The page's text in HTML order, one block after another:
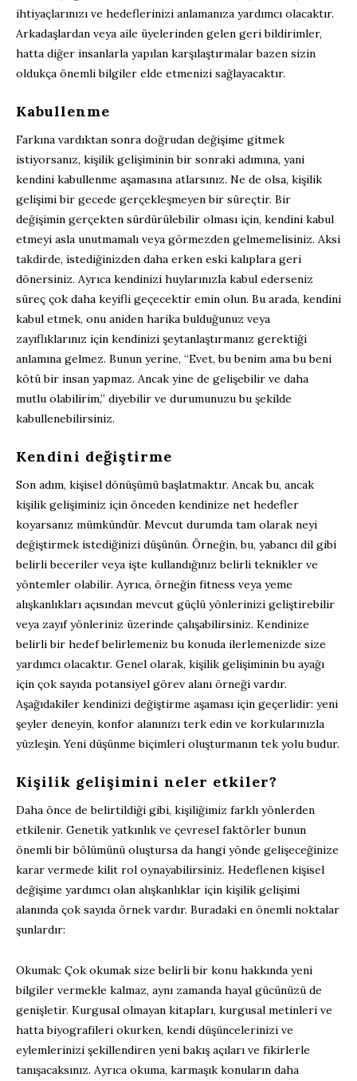
ihtiyaçlarınızı ve hedeflerinizi anlamanıza yardımcı olacaktır.
Arkadaşlardan veya aile üyelerinden gelen geri bildirimler,
hatta diğer insanlarla yapılan karşılaştırmalar bazen sizin
oldukça önemli bilgiler elde etmenizi sağlayacaktır.
Kabullenme
Farkına vardıktan sonra doğrudan değişime gitmek
istiyorsanız, kişilik gelişiminin bir sonraki adımına, yani
kendini kabullenme aşamasına atlarsınız. Ne de olsa, kişilik
gelişimi bir gecede gerçekleşmeyen bir süreçtir. Bir
değişimin gerçekten sürdürülebilir olması için, kendini kabul
etmeyi asla unutmamalı veya görmezden gelmemelisiniz. Aksi
takdirde, istediğinizden daha erken eski kalıplara geri
dönersiniz. Ayrıca kendinizi huylarınızla kabul ederseniz
süreç çok daha keyifli geçecektir emin olun. Bu arada, kendini
kabul etmek, onu aniden harika bulduğunuz veya
zayıflıklarınız için kendinizi şeytanlaştırmanız gerektiği
anlamına gelmez. Bunun yerine, “Evet, bu benim ama bu beni
kötü bir insan yapmaz. Ancak yine de gelişebilir ve daha
mutlu olabilirim,” diyebilir ve durumunuzu bu şekilde
kabullenebilirsiniz.
Kendini değiştirme
Son adım, kişisel dönüşümü başlatmaktır. Ancak bu, ancak
kişilik gelişiminiz için önceden kendinize net hedefler
koyarsanız mümkündür. Mevcut durumda tam olarak neyi
değiştirmek istediğinizi düşünün. Örneğin, bu, yabancı dil gibi
belirli beceriler veya işte kullandığınız belirli teknikler ve
yöntemler olabilir. Ayrıca, örneğin fitness veya yeme
alışkanlıkları açısından mevcut güçlü yönlerinizi geliştirebilir
veya zayıf yönleriniz üzerinde çalışabilirsiniz. Kendinize
belirli bir hedef belirlemeniz bu konuda ilerlemenizde size
yardımcı olacaktır. Genel olarak, kişilik gelişiminin bu ayağı
için çok sayıda potansiyel görev alanı örneği vardır.
Aşağıdakiler kendinizi değiştirme aşaması için geçerlidir: yeni
şeyler deneyin, konfor alanınızı terk edin ve korkularınızla
yüzleşin. Yeni düşünme biçimleri oluşturmanın tek yolu budur.
Kişilik gelişimini neler etkiler?
Daha önce de belirtildiği gibi, kişiliğimiz farklı yönlerden
etkilenir. Genetik yatkınlık ve çevresel faktörler bunun
önemli bir bölümünü oluştursa da hangi yönde gelişeceğinize
karar vermede kilit rol oynayabilirsiniz. Hedeflenen kişisel
değişime yardımcı olan alışkanlıklar için kişilik gelişimi
alanında çok sayıda örnek vardır. Buradaki en önemli noktalar
şunlardır:
Okumak: Çok okumak size belirli bir konu hakkında yeni
bilgiler vermekle kalmaz, aynı zamanda hayal gücünüzü de
genişletir. Kurgusal olmayan kitapları, kurgusal metinleri ve
hatta biyografileri okurken, kendi düşüncelerinizi ve
eylemlerinizi şekillendiren yeni bakış açıları ve fikirlerle
tanışacaksınız. Ayrıca okuma, karmaşık konuların daha